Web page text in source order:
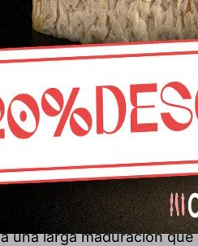
Ficha técnica del producto
Cuarto de queso viejo de
20,24€
Formato aprox.: 450 g
a una larga maduración